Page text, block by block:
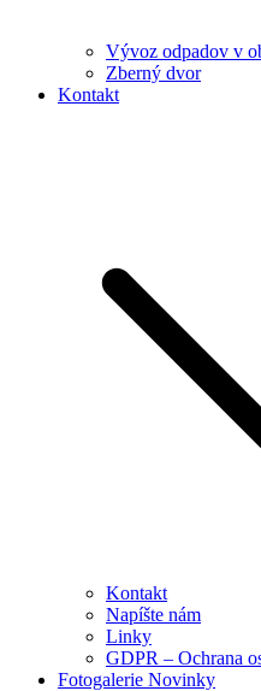
Vývoz odpadov v
Zberný dvor
Kontakt
Kontakt
Napíšte nám
Linky
GDPR – Ochrana
Fotogalerie Novinky